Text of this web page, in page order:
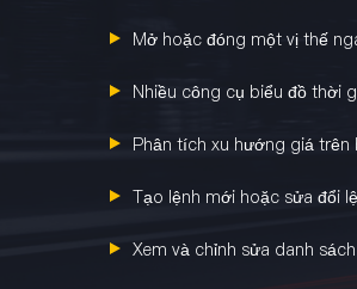
Mở hoặc đóng một vị thế
Nhiều công cụ biểu đồ thời
Phân tích xu hướng giá
Tạo lệnh mới hoặc sửa đổi
Xem và chỉnh sửa danh